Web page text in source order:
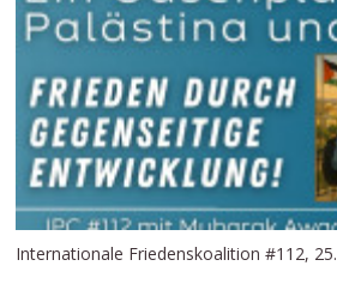
Internationale Friedenskoalition #112,